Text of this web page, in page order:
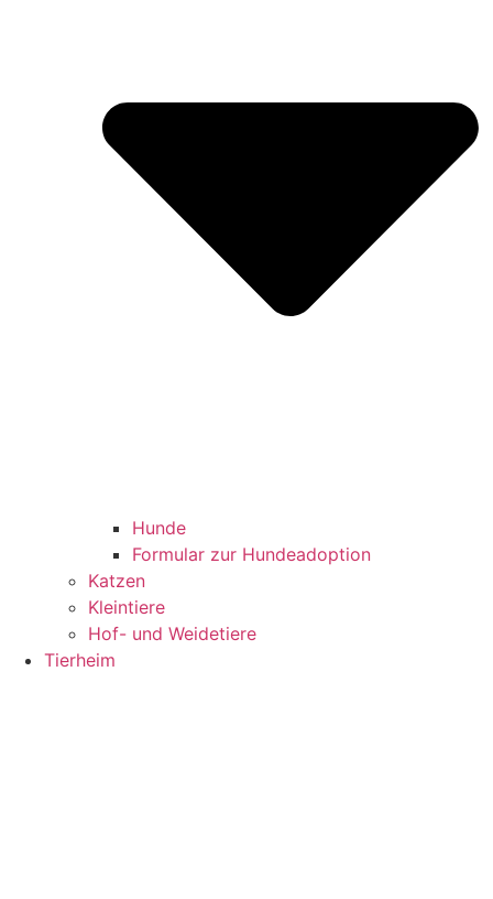
Hunde
Formular zur Hundeadoption
Katzen
Kleintiere
Hof- und Weidetiere
Tierheim